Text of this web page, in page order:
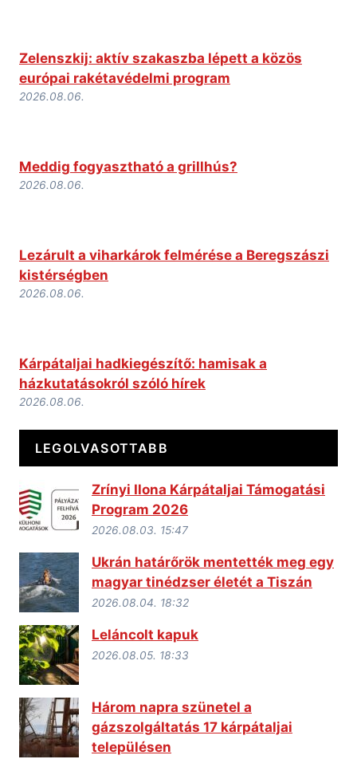
Zelenszkij: aktív szakaszba lépett a közös
európai rakétavédelmi program
2026.08.06.
Meddig fogyasztható a grillhús?
2026.08.06.
Lezárult a viharkárok felmérése a Beregszászi
kistérségben
2026.08.06.
Kárpátaljai hadkiegészítő: hamisak a
házkutatásokról szóló hírek
2026.08.06.
LEGOLVASOTTABB
Zrínyi Ilona Kárpátaljai Támogatási
Program 2026
2026.08.03. 15:47
Ukrán határőrök mentették meg egy
magyar tinédzser életét a Tiszán
2026.08.04. 18:32
Leláncolt kapuk
2026.08.05. 18:33
Három napra szünetel a
gázszolgáltatás 17 kárpátaljai
településen